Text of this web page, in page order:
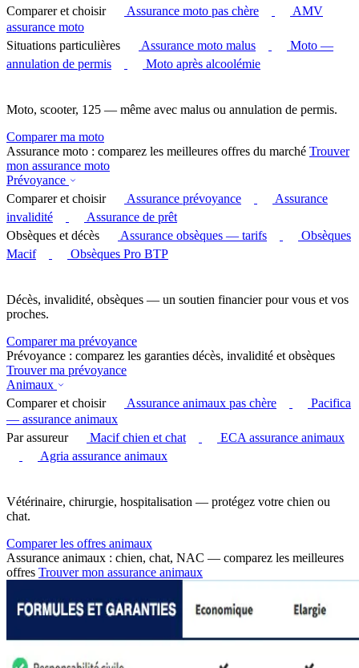
Comparer et choisir
Assurance moto pas chère
AMV
assurance moto
Situations particulières
Assurance moto malus
Moto —
annulation de permis
Moto après alcoolémie
Moto, scooter, 125 — même avec malus ou annulation de permis.
Comparer ma moto
Assurance moto : comparez les meilleures offres du marché Trouver
mon assurance moto
Prévoyance
Comparer et choisir
Assurance prévoyance
Assurance
invalidité
Assurance de prêt
Obsèques et décès
Assurance obsèques — tarifs
Obsèques
Macif
Obsèques Pro BTP
Décès, invalidité, obsèques — un soutien financier pour vous et vos
proches.
Comparer ma prévoyance
Prévoyance : comparez les garanties décès, invalidité et obsèques
Trouver ma prévoyance
Animaux
Comparer et choisir
Assurance animaux pas chère
Pacifica
— assurance animaux
Par assureur
Macif chien et chat
ECA assurance animaux
Agria assurance animaux
Vétérinaire, chirurgie, hospitalisation — protégez votre chien ou
chat.
Comparer les offres animaux
Assurance animaux : chien, chat, NAC — comparez les meilleures
offres Trouver mon assurance animaux